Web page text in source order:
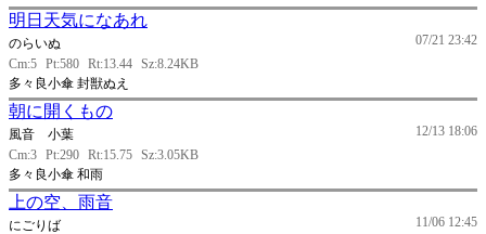
明日天気になあれ
07/21 23:42
のらいぬ
Cm:5 Pt:580 Rt:13.44 Sz:8.24KB
多々良小傘 封獣ぬえ
朝に開くもの
12/13 18:06
風音 小葉
Cm:3 Pt:290 Rt:15.75 Sz:3.05KB
多々良小傘 和雨
上の空、雨音
11/06 12:45
にごりば